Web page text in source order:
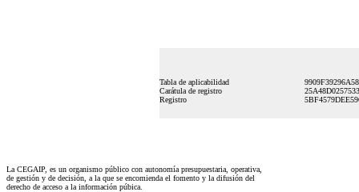
Tabla de aplicabilidad
Carátula de registro
Registro
La CEGAIP, es un organismo público con autonomía presupuestaria, operativa,
de gestión y de decisión, a la que se encomienda el fomento y la difusión del
derecho de acceso a la información púbica.